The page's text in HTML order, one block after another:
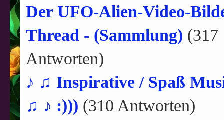
Der UFO-Alien-Video-
Thread - (Sammlung) (317
Antworten)
♪ ♫ Inspirative / Spaß
♫ ♪ :))) (310 Antworten)